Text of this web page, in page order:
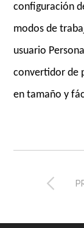
configuración
modos de
usuario
convertidor de
en tamaño y
